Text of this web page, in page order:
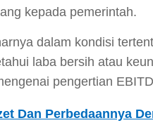
kepada pemerintah.
dalam kondisi
laba bersih atau
pengertian
Dan Perbedaannya